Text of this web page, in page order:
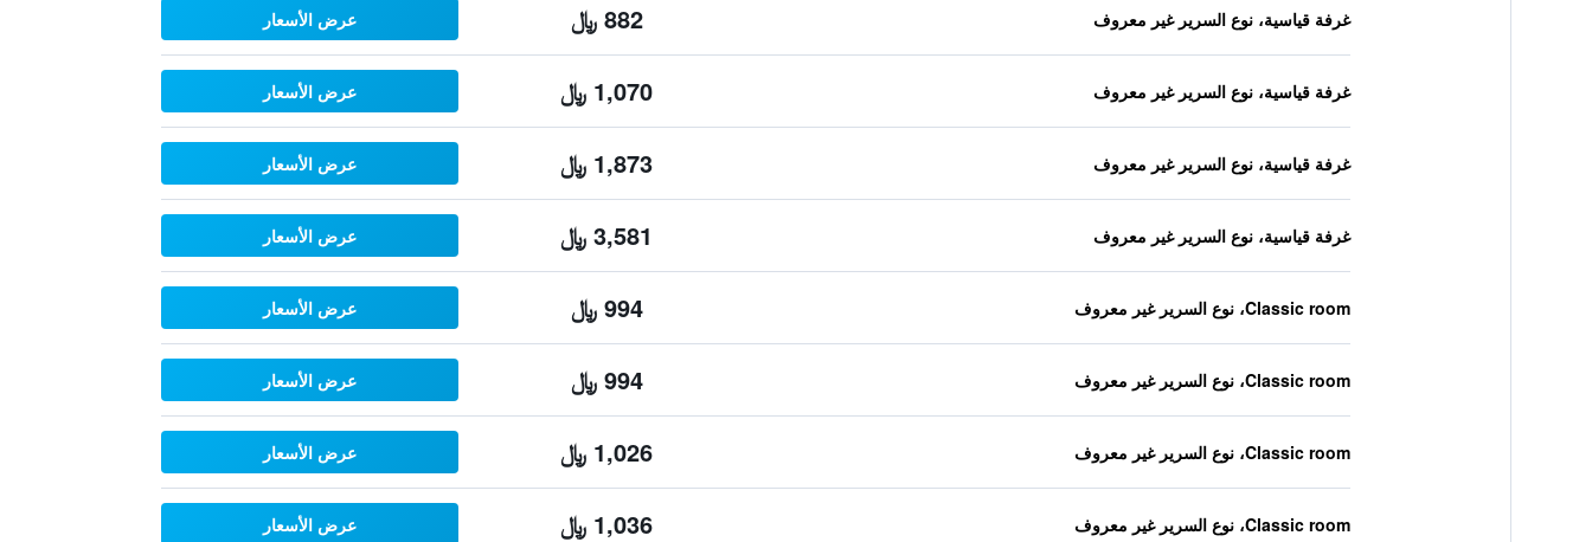
غرفة قياسية، نوع السرير غير معروف 882 ﷼ عرض الأسعار
غرفة قياسية، نوع السرير غير معروف 1,070 ﷼ عرض الأسعار
غرفة قياسية، نوع السرير غير معروف 1,873 ﷼ عرض الأسعار
غرفة قياسية، نوع السرير غير معروف 3,581 ﷼ عرض الأسعار
Classic room، نوع السرير غير معروف 994 ﷼ عرض الأسعار
Classic room، نوع السرير غير معروف 994 ﷼ عرض الأسعار
Classic room، نوع السرير غير معروف 1,026 ﷼ عرض الأسعار
Classic room، نوع السرير غير معروف 1,036 ﷼ عرض الأسعار